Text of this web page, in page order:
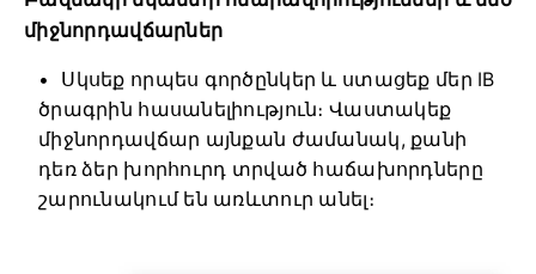
միջնորդավճարներ
Սկսեք որպես գործընկեր և ստացեք մեր IB
ծրագրին հասանելիություն։ Վաստակեք
միջնորդավճար այնքան ժամանակ, քանի
դեռ ձեր խորհուրդ տրված հաճախորդները
շարունակում են առևտուր անել։